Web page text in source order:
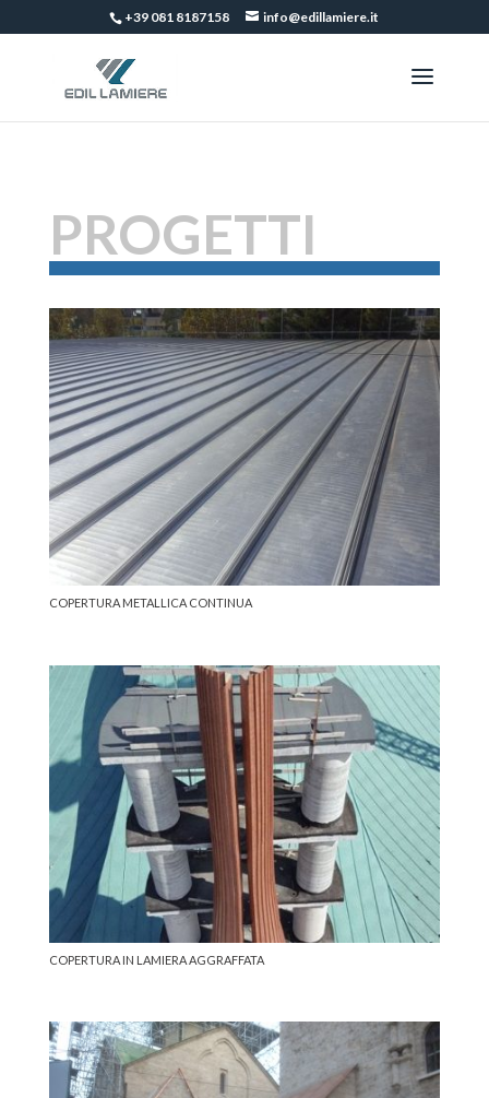
+39 081 8187158 info@edillamiere.it
PROGETTI
COPERTURA METALLICA CONTINUA
COPERTURA IN LAMIERA AGGRAFFATA